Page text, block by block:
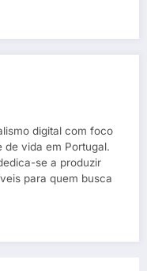
digital com foco
de vida em Portugal.
se a produzir
para quem busca